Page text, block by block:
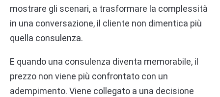
mostrare gli scenari, a trasformare la complessità
in una conversazione, il cliente non dimentica più
quella consulenza.
E quando una consulenza diventa memorabile, il
prezzo non viene più confrontato con un
adempimento. Viene collegato a una decisione